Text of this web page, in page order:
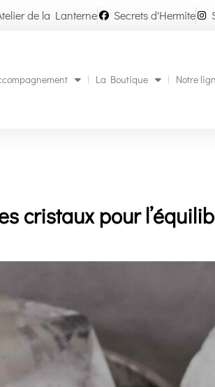
de la Lanterne Secrets d'Hermite
La Boutique Notre
cristaux pour